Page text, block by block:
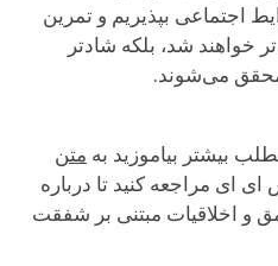
اجتماعی بپذیریم و تمرین
خواهند شد، بلکه شادتر
می‌شوند.
بیشتر بیاموزید به متن
ای مراجعه کنید تا درباره
و اخلاقیات مبتنی بر شفقت